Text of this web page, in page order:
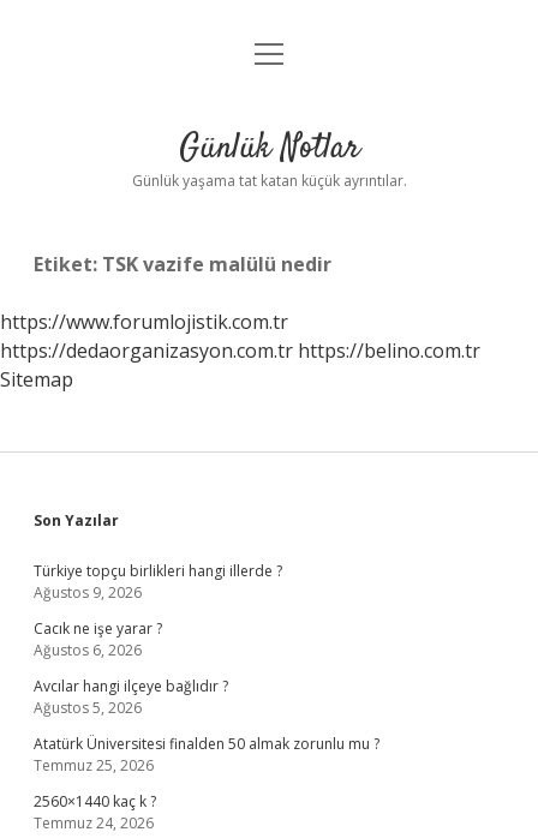
Anasayfa
Yasal Uyarı
menüyü
Günlük Notlar
Günlük yaşama tat katan küçük ayrıntılar.
Etiket: TSK vazife malülü nedir
https://www.forumlojistik.com.tr
https://dedaorganizasyon.com.tr https://belino.com.tr
Sitemap
Sidebar
Son Yazılar
Türkiye topçu birlikleri hangi illerde ?
Ağustos 9, 2026
Cacık ne işe yarar ?
Ağustos 6, 2026
Avcılar hangi ilçeye bağlıdır ?
Ağustos 5, 2026
Atatürk Üniversitesi finalden 50 almak zorunlu mu ?
Temmuz 25, 2026
2560×1440 kaç k ?
Temmuz 24, 2026